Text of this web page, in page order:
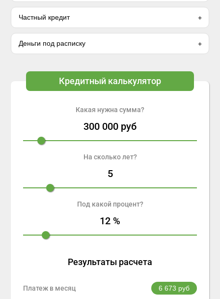
Частный кредит
Деньги под расписку
Кредитный калькулятор
Какая нужна сумма?
300 000 руб
На сколько лет?
5
Под какой процент?
12 %
Результаты расчета
Платеж в месяц 6 673 руб